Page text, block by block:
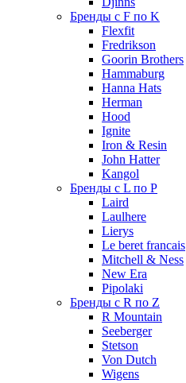
Бренды с F по K
Flexfit
Fredrikson
Goorin Brothers
Hammaburg
Hanna Hats
Herman
Hood
Ignite
Iron & Resin
John Hatter
Kangol
Бренды с L по P
Laird
Laulhere
Lierys
Le beret francais
Mitchell & Ness
New Era
Pipolaki
Бренды с R по Z
R Mountain
Seeberger
Stetson
Von Dutch
Wigens